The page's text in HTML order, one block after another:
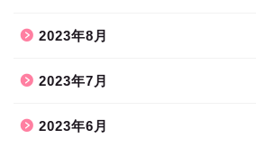
2023年8月
2023年7月
2023年6月